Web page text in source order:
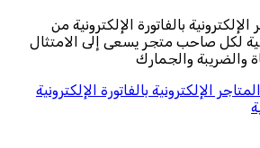
بالفاتورة الإلكترونية من
لكل صاحب متجر يسعى إلى الامتثال
والضريبة والجمارك
الإلكترونية بالفاتورة الإلكترونية